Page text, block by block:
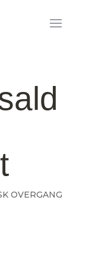
OVERGANG